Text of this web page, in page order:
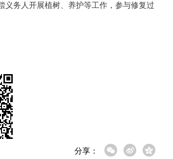
义务人开展植树、养护等工作，参与修复过
分享：